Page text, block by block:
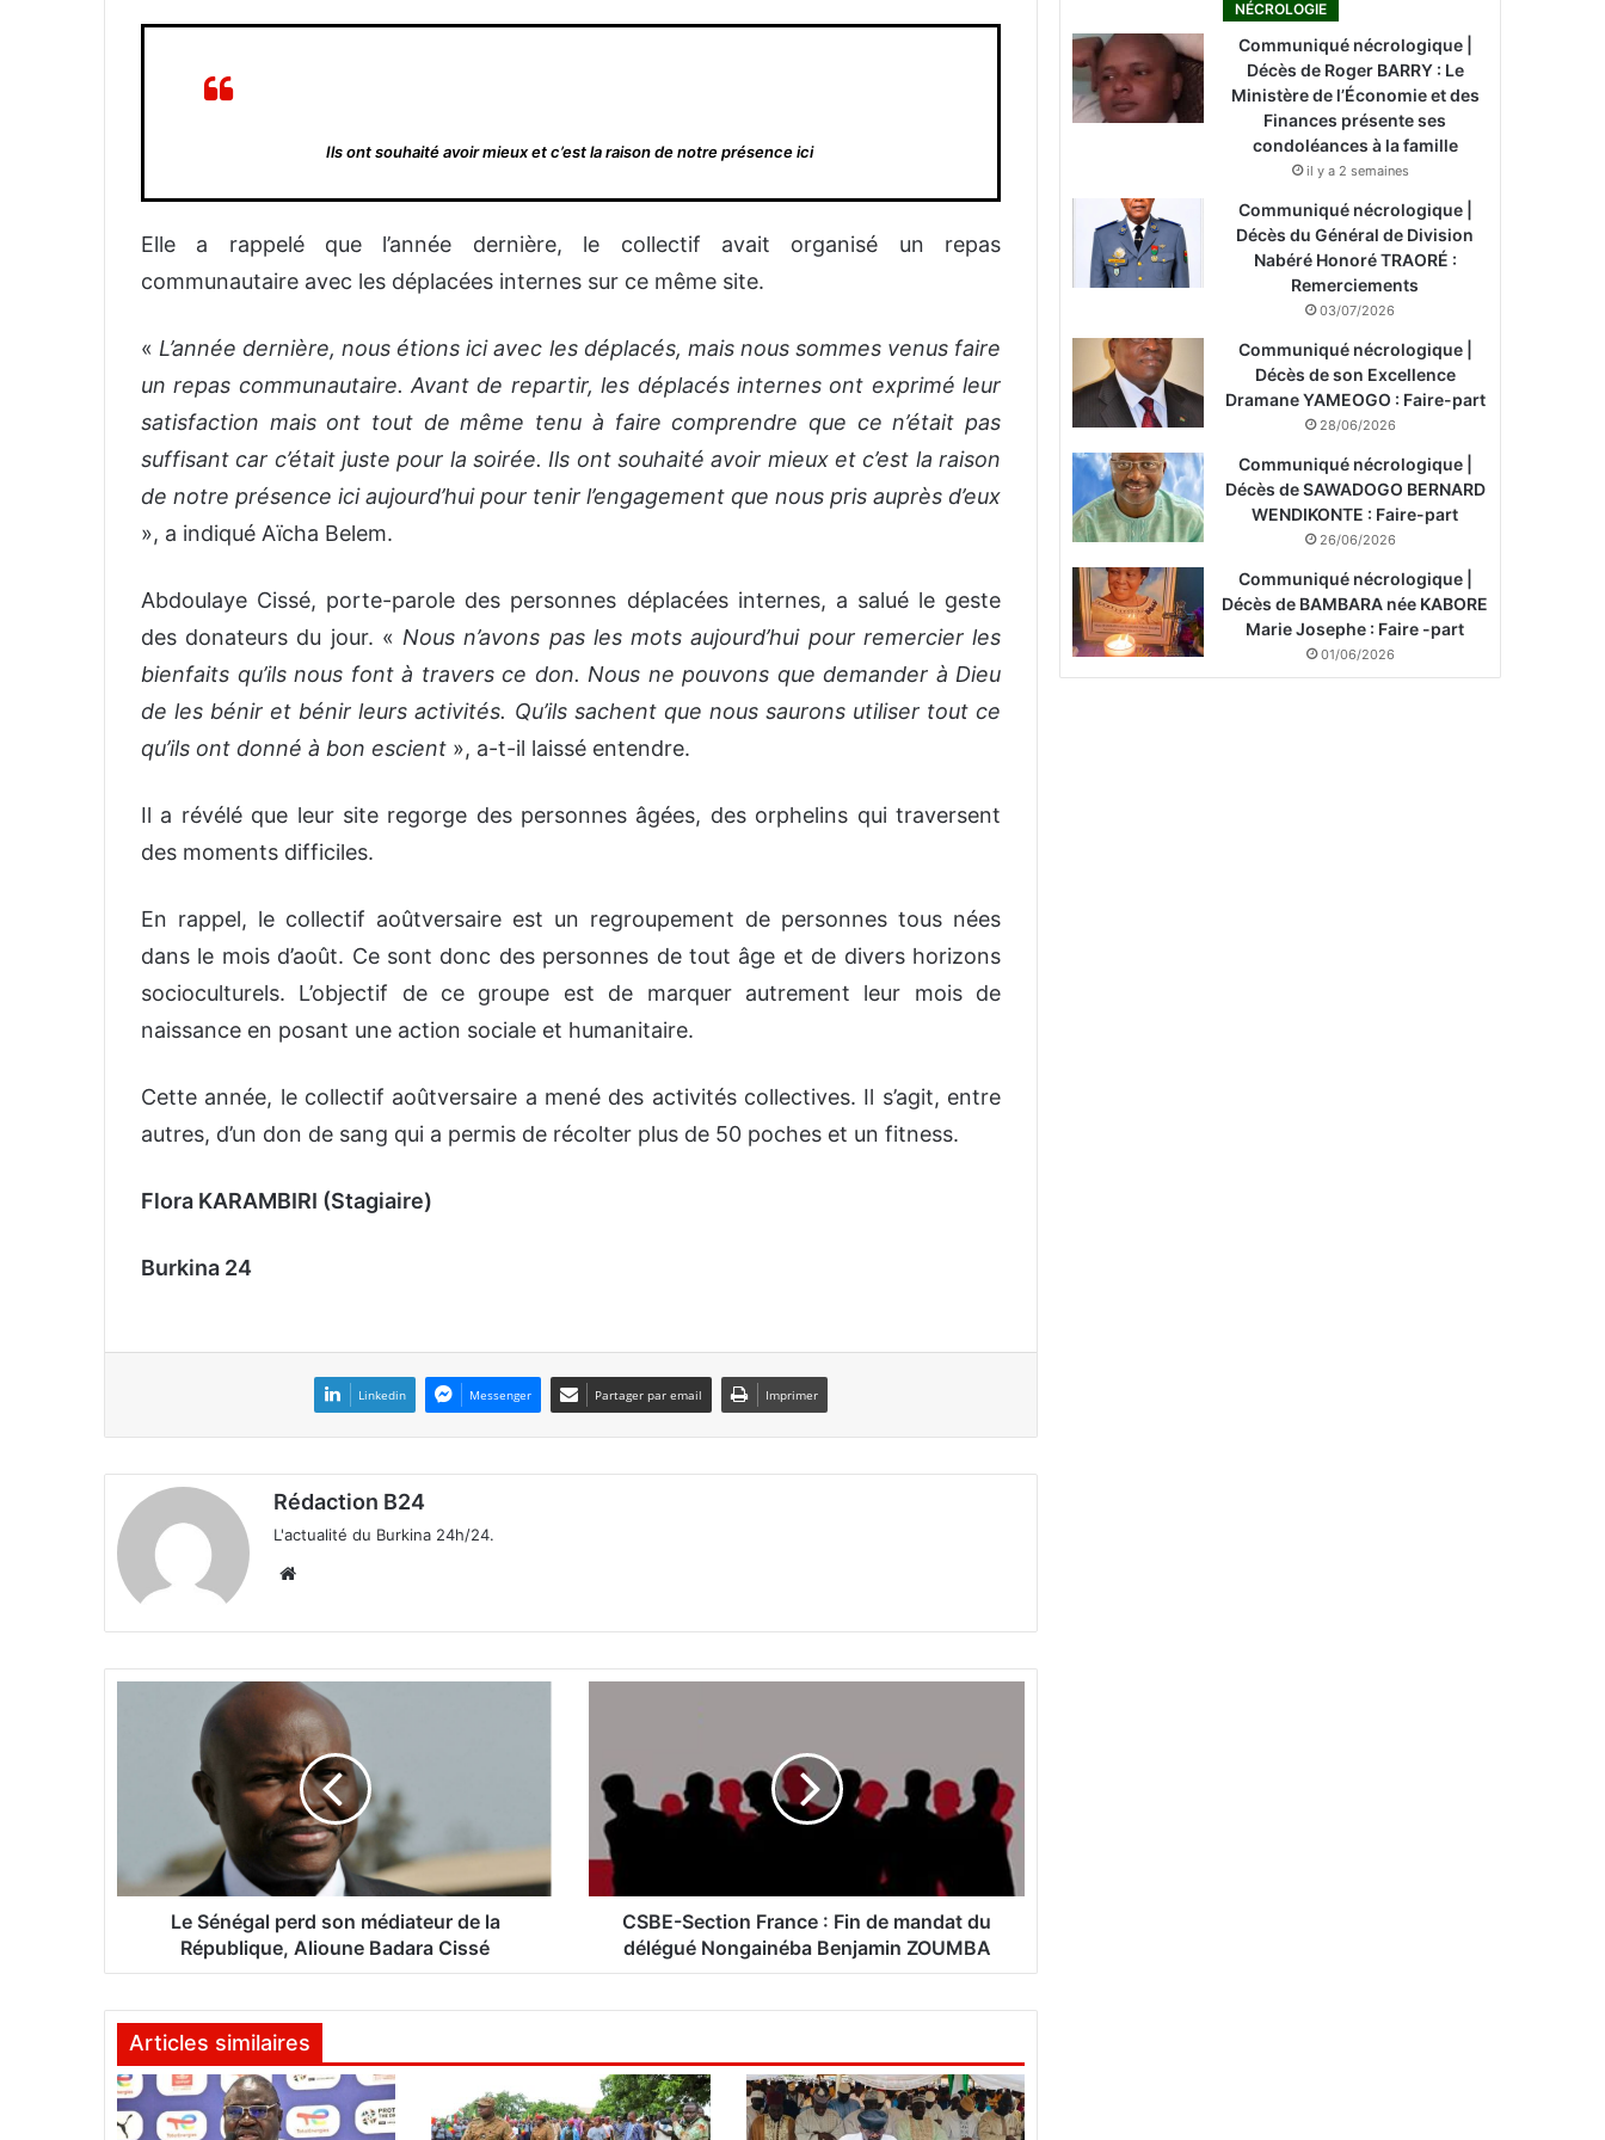
Ils ont souhaité avoir mieux et c’est la raison de notre présence ici
Elle a rappelé que l’année dernière, le collectif avait organisé un repas
communautaire avec les déplacées internes sur ce même site.
«L’année dernière, nous étions ici avec les déplacés, mais nous sommes venus faire
un repas communautaire. Avant de repartir, les déplacés internes ont exprimé leur
satisfaction mais ont tout de même tenu à faire comprendre que ce n’était pas
suffisant car c’était juste pour la soirée. Ils ont souhaité avoir mieux et c’est la raison
de notre présence ici aujourd’hui pour tenir l’engagement que nous pris auprès d’eux
», a indiqué Aïcha Belem.
Abdoulaye Cissé, porte-parole des personnes déplacées internes, a salué le geste
des donateurs du jour. «Nous n’avons pas les mots aujourd’hui pour remercier les
bienfaits qu’ils nous font à travers ce don. Nous ne pouvons que demander à Dieu
de les bénir et bénir leurs activités. Qu’ils sachent que nous saurons utiliser tout ce
qu’ils ont donné à bon escient », a-t-il laissé entendre.
Il a révélé que leur site regorge des personnes âgées, des orphelins qui traversent
des moments difficiles.
En rappel, le collectif aoûtversaire est un regroupement de personnes tous nées
dans le mois d’août. Ce sont donc des personnes de tout âge et de divers horizons
socioculturels. L’objectif de ce groupe est de marquer autrement leur mois de
naissance en posant une action sociale et humanitaire.
Cette année, le collectif aoûtversaire a mené des activités collectives. Il s’agit, entre
autres, d’un don de sang qui a permis de récolter plus de 50 poches et un fitness.
Flora KARAMBIRI (Stagiaire)
Burkina 24
Linkedin Messenger Partager par email Imprimer
Rédaction B24
L'actualité du Burkina 24h/24.
te
l
r
s
n
m
é
Le Sénégal perd son médiateur de la
République, Alioune Badara Cissé
t
n
n
e
CSBE-Section France : Fin de mandat du
délégué Nongainéba Benjamin ZOUMBA
Articles similaires
NÉCROLOGIE
Communiqué nécrologique |
Décès de Roger BARRY : Le
Ministère de l’Économie et des
Finances présente ses
condoléances à la famille
il y a 2 semaines
Communiqué nécrologique |
Décès du Général de Division
Nabéré Honoré TRAORÉ :
Remerciements
03/07/2026
Communiqué nécrologique |
Décès de son Excellence
Dramane YAMEOGO : Faire-part
28/06/2026
Communiqué nécrologique |
Décès de SAWADOGO BERNARD
WENDIKONTE : Faire-part
26/06/2026
Communiqué nécrologique |
Décès de BAMBARA née KABORE
Marie Josephe : Faire -part
01/06/2026